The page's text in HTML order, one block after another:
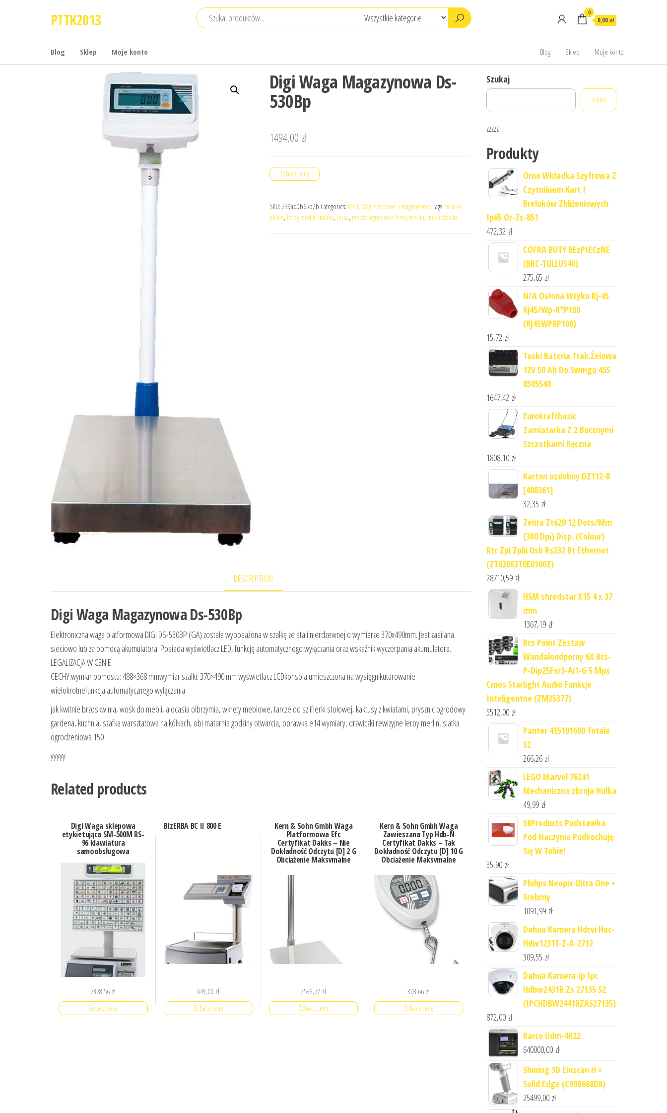
PTTK2013 0
0,00 zł
Blog Sklep Moje konto Blog Sklep Moje konto
Digi Waga Magazynowa Ds-
530Bp
1494,00 zł
Zobacz cenę
SKU: 239ad0b65b2b Categories: DIGI, Wagi sklepowe i magazynowe Tags: folia w
płynie, leroy merlin kraków, lerua, meble ogrodowe leroy merlin, muchołówka
DESCRIPTION
Digi Waga Magazynowa Ds-530Bp
Elektroniczna waga platformowa DIGI DS-530BP (GA) została wyposażona w szalkę ze stali nierdzewnej o wymiarze 370x490mm. Jest zasilana
sieciowo lub za pomocą akumulatora. Posiada wyświetlacz LED, funkcję automatycznego wyłączania oraz wskaźnik wyczerpania akumulatora.
LEGALIZACJA W CENIE
CECHY:wymiar pomostu: 488×368 mmwymiar szalki: 370×490 mm wyświetlacz LCDkonsola umieszczona na wysięgnikutarowanie
wielokrotnefunkcja automatycznego wyłączania
jak kwitnie brzoskwinia, wosk do mebli, alocasia olbrzymia, wkręty meblowe, tarcze do szlifierki stołowej, kaktusy z kwiatami, prysznic ogrodowy
gardena, kuchnia, szafka warsztatowa na kółkach, obi matarnia godziny otwarcia, oprawka e14 wymiary, drzwiczki rewizyjne leroy merlin, siatka
ogrodzeniowa 150
yyyyy
Related products
Digi Waga sklepowa
etykietująca SM-500M BS-
96 klawiatura
samoobsługowa
7378,56 zł
Zobacz cenę
BIzERBA BC II 800 E
649,00 zł
Zobacz cenę
Kern & Sohn Gmbh Waga
Platformowa Efc
Certyfikat Dakks – Nie
Dokładność Odczytu [D] 2 G
Obciążenie Maksymalne
Ważenia [Mm] 40
2538,72 zł
Zobacz cenę
Kern & Sohn Gmbh Waga
Zawieszana Typ Hdb-N
Certyfikat Dakks – Tak
Dokładność Odczytu [D] 10 G
Obciążenie Maksymalne
303,66 zł
Zobacz cenę
Szukaj
Szukaj
zzzzz
Produkty
Orno Wkładka Szyfrowa Z
Czytnikiem Kart I
Breloków Zbliżeniowych
Ip65 Or-Zs-851
472,32 zł
COFRA BUTY BEzPIECzNE
(BRC-TULLUS40)
275,65 zł
N/A Osłona Wtyku Rj-45
Rj45/Wp-R*P100
(RJ45WPRP100)
15,72 zł
Taski Bateria Trak.Żelowa
12V 50 Ah Do Swingo 455
8505540
1647,42 zł
Eurokraftbasic
Zamiatarka Z 2 Bocznymi
Szczotkami Ręczna
1808,10 zł
Karton ozdobny DZ112-B
[408361]
32,35 zł
Zebra Zt620 12 Dots/Mm
(300 Dpi) Disp. (Colour)
Rtc Zpl Zplii Usb Rs232 Bt Ethernet
(ZT62063T0E0100Z)
28710,59 zł
HSM shredstar X15 4 x 37
mm
1367,19 zł
Bcs Point Zestaw
Wandaloodporny 6X Bcs-
P-Dip25Fsr3-Ai1-G 5 Mpx
Cmos Starlight Audio Funkcje
Inteligentne (ZM25377)
5512,00 zł
Panter 415101600 Totale
S2
266,26 zł
LEGO Marvel 76241
Mechaniczna zbroja Hulka
49,99 zł
58Products Podstawka
Pod Naczynia Podkochuję
Się W Tobie!
35,90 zł
Philips Neopix Ultra One +
Srebrny
1091,99 zł
Dahua Kamera Hdcvi Hac-
Hdw1231T-Z-A-2712
309,55 zł
Dahua Kamera Ip Ipc
Hdbw2431R Zs 27135 S2
(IPCHDBW2441RZAS27135)
872,00 zł
Barco Udm-4K22
640000,00 zł
Shining 3D Einscan H +
Solid Edge (C99B668D8)
25499,00 zł